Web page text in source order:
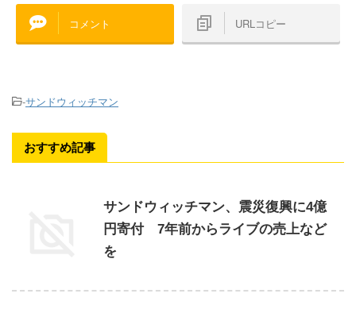
コメント URLコピー
-サンドウィッチマン
おすすめ記事
サンドウィッチマン、震災復興に4億
円寄付 7年前からライブの売上など
を